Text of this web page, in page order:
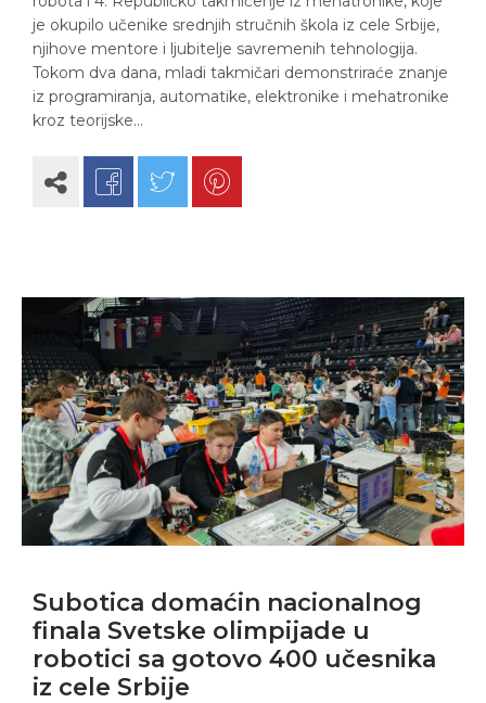
je okupilo učenike srednjih stručnih škola iz cele Srbije,
njihove mentore i ljubitelje savremenih tehnologija.
Tokom dva dana, mladi takmičari demonstriraće znanje
iz programiranja, automatike, elektronike i mehatronike
kroz teorijske…
Subotica domaćin nacionalnog
finala Svetske olimpijade u
robotici sa gotovo 400 učesnika
iz cele Srbije